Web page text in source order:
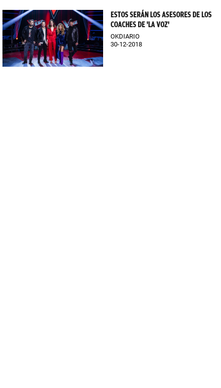
ESTOS SERÁN LOS ASESORES DE LOS
COACHES DE 'LA VOZ'
OKDIARIO
30-12-2018